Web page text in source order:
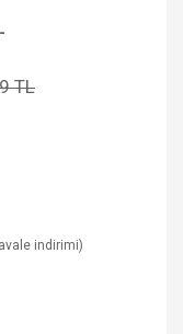
TL
indirimi)